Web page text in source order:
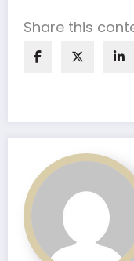
Share this